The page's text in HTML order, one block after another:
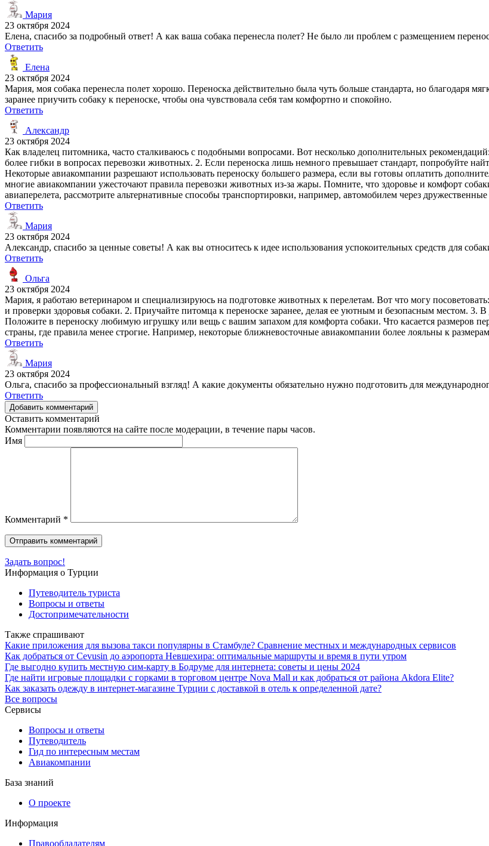
Мария
23 октября 2024
Елена, спасибо за подробный ответ! А как ваша собака перенесла полет? Не было ли проблем с размещением
Ответить
Елена
23 октября 2024
Мария, моя собака перенесла полет хорошо. Переноска действительно была чуть больше стандарта, но благодаря
заранее приучить собаку к переноске, чтобы она чувствовала себя там комфортно и спокойно.
Ответить
Александр
23 октября 2024
Как владелец питомника, часто сталкиваюсь с подобными вопросами. Вот несколько дополнительных
более гибки в вопросах перевозки животных. 2. Если переноска лишь немного превышает стандарт, попробуйте
Некоторые авиакомпании разрешают использовать переноску большего размера, если вы готовы оплатить
многие авиакомпании ужесточают правила перевозки животных из-за жары. Помните, что здоровье и комфорт
авиаперелета, рассмотрите альтернативные способы транспортировки, например, автомобилем через
Ответить
Мария
23 октября 2024
Александр, спасибо за ценные советы! А как вы относитесь к идее использования успокоительных средств для
Ответить
Ольга
23 октября 2024
Мария, я работаю ветеринаром и специализируюсь на подготовке животных к перелетам. Вот что могу
и проверки здоровья собаки. 2. Приучайте питомца к переноске заранее, делая ее уютным и безопасным местом. 3. В
Положите в переноску любимую игрушку или вещь с вашим запахом для комфорта собаки. Что касается размеров
страны, где правила менее строгие. Например, некоторые ближневосточные авиакомпании более лояльны к
Ответить
Мария
23 октября 2024
Ольга, спасибо за профессиональный взгляд! А какие документы обязательно нужно подготовить для
Ответить
Добавить комментарий
Оставить комментарий
Комментарии появляются на сайте после модерации, в течение пары часов.
Имя
Комментарий *
Задать вопрос!
Информация о Турции
Путеводитель туриста
Вопросы и ответы
Достопримечательности
Также спрашивают
Какие приложения для вызова такси популярны в Стамбуле? Сравнение местных и международных сервисов
Как добраться от Cevusin до аэропорта Невшехира: оптимальные маршруты и время в пути утром
Где выгодно купить местную сим-карту в Бодруме для интернета: советы и цены 2024
Где найти игровые площадки с горками в торговом центре Nova Mall и как добраться от района Akdora Elite?
Как заказать одежду в интернет-магазине Турции с доставкой в отель к определенной дате?
Все вопросы
Сервисы
Вопросы и ответы
Путеводитель
Гид по интересным местам
Авиакомпании
База знаний
О проекте
Информация
Правообладателям